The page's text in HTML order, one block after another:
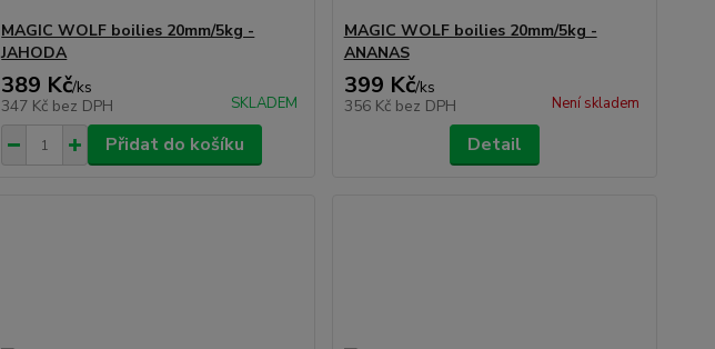
MAGIC WOLF boilies 20mm/5kg -
JAHODA
389 Kč/ks
347 Kč bez DPH SKLADEM
Přidat do košíku
MAGIC WOLF boilies 20mm/5kg -
ANANAS
399 Kč/ks
356 Kč bez DPH Není skladem
Detail